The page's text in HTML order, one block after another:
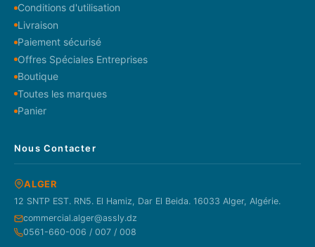
Conditions d'utilisation
Livraison
Paiement sécurisé
Offres Spéciales Entreprises
Boutique
Toutes les marques
Panier
Nous Contacter
ALGER
12 SNTP EST. RN5. El Hamiz, Dar El Beida. 16033 Alger, Algérie.
commercial.alger@assly.dz
0561-660-006 / 007 / 008